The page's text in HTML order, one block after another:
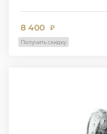
8 400 ₽
Получить скидку